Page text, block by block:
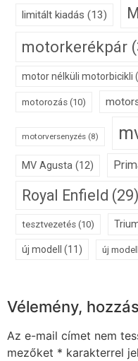
limitált kiadás (13)
motorkerékpár
motor nélküli motorbicikli
motorozás (10)
motorversenyzés (8)
MV Agusta (12)
Royal Enfield (29)
tesztvezetés (10)
új modell (11) új
Vélemény,
Az e-mail címet nem
mezőket * karakterrel